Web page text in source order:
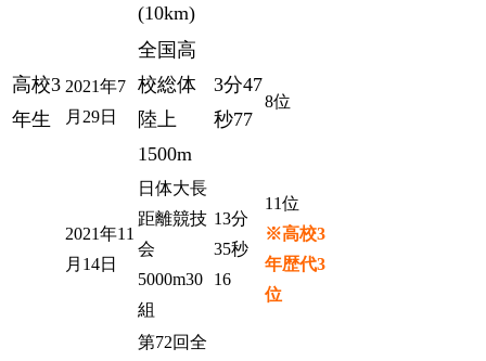
(10km)
高校3
年生
2021年7
月29日
全国高
校総体
陸上
1500m
3分47
秒77
8位
2021年11
月14日
日体大長
距離競技
会
5000m30
組
13分
35秒
16
11位
※高校3
年歴代3
位
第72回全